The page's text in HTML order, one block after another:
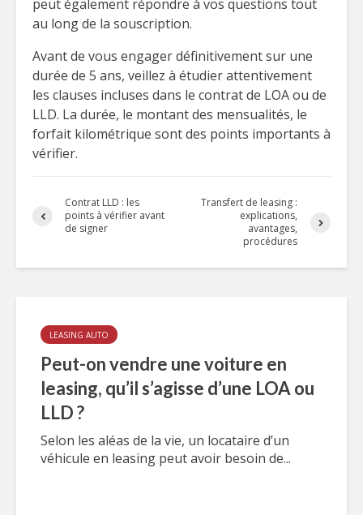
peut également répondre à vos questions tout
au long de la souscription.
Avant de vous engager définitivement sur une
durée de 5 ans, veillez à étudier attentivement
les clauses incluses dans le contrat de LOA ou de
LLD. La durée, le montant des mensualités, le
forfait kilométrique sont des points importants à
vérifier.
Contrat LLD : les
points à vérifier avant
de signer
Transfert de leasing :
explications,
avantages,
procédures
LEASING AUTO
Peut-on vendre une voiture en
leasing, qu’il s’agisse d’une LOA ou
LLD ?
Selon les aléas de la vie, un locataire d’un
véhicule en leasing peut avoir besoin de...